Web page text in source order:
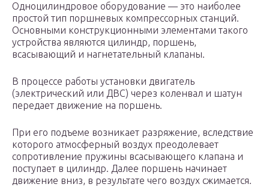
Одноцилиндровое оборудование — это наиболее
простой тип поршневых компрессорных станций.
Основными конструкционными элементами такого
устройства являются цилиндр, поршень,
всасывающий и нагнетательный клапаны.
В процессе работы установки двигатель
(электрический или ДВС) через коленвал и шатун
передает движение на поршень.
При его подъеме возникает разряжение, вследствие
которого атмосферный воздух преодолевает
сопротивление пружины всасывающего клапана и
поступает в цилиндр. Далее поршень начинает
движение вниз, в результате чего воздух сжимается.